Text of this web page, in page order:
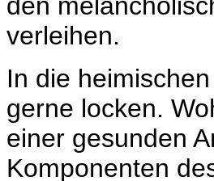
verleihen.
In die
gerne locken.
einer gesunden
Komponenten